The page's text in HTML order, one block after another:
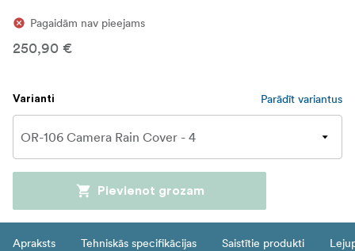
Pagaidām nav pieejams
250,90 €
Varianti Parādīt variantus
Pievienot grozam
Apraksts Tehniskās specifikācijas Saistītie produkti